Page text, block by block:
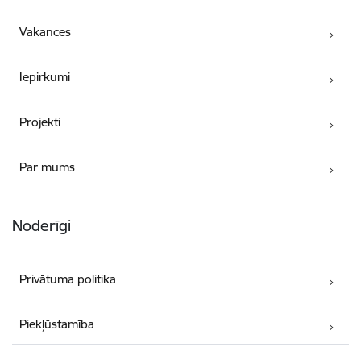
Vakances
Iepirkumi
Projekti
Par mums
Noderīgi
Privātuma politika
Piekļūstamība